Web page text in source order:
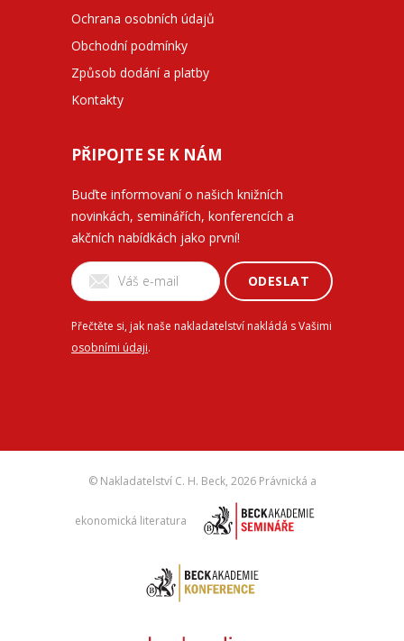
Ochrana osobních údajů
Obchodní podmínky
Způsob dodání a platby
Kontakty
PŘIPOJTE SE K NÁM
Buďte informovaní o našich knižních
novinkách, seminářích, konferencích a
akčních nabídkách jako první!
ODESLAT
Přečtěte si, jak naše nakladatelství nakládá s Vašimi
osobními údaji.
© Nakladatelství C. H. Beck, 2026 Právnická a
ekonomická literatura